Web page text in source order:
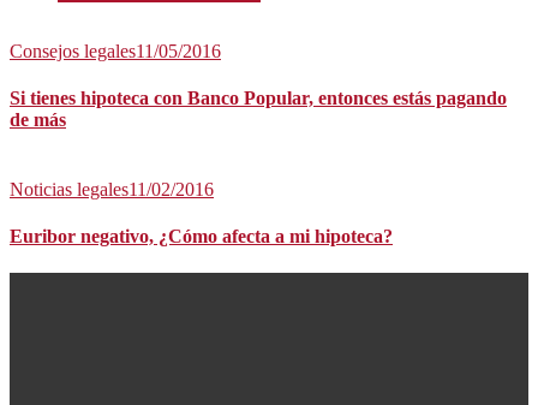
Consejos legales11/05/2016
Si tienes hipoteca con Banco Popular, entonces estás pagando
de más
Noticias legales11/02/2016
Euribor negativo, ¿Cómo afecta a mi hipoteca?